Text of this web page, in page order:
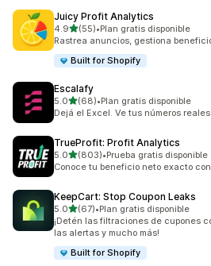
Juicy Profit Analytics
4.9de 5 estrellas
(55)
55 reseñas en total
•Plan gratis disponible
Rastrea anuncios, gestiona
Built for Shopify
Escalafy
5.0de 5 estrellas
(68)
68 reseñas en total
•Plan gratis disponible
Dejá el Excel. Ve tus números
TrueProfit: Profit Analytics
5.0de 5 estrellas
(803)
803 reseñas en total
•Prueba gratis disponible
Conoce tu beneficio neto exacto
KeepCart: Stop Coupon Leaks
5.0de 5 estrellas
(67)
67 reseñas en total
•Plan gratis disponible
¡Detén las filtraciones de cupones
las alertas y mucho más!
Built for Shopify